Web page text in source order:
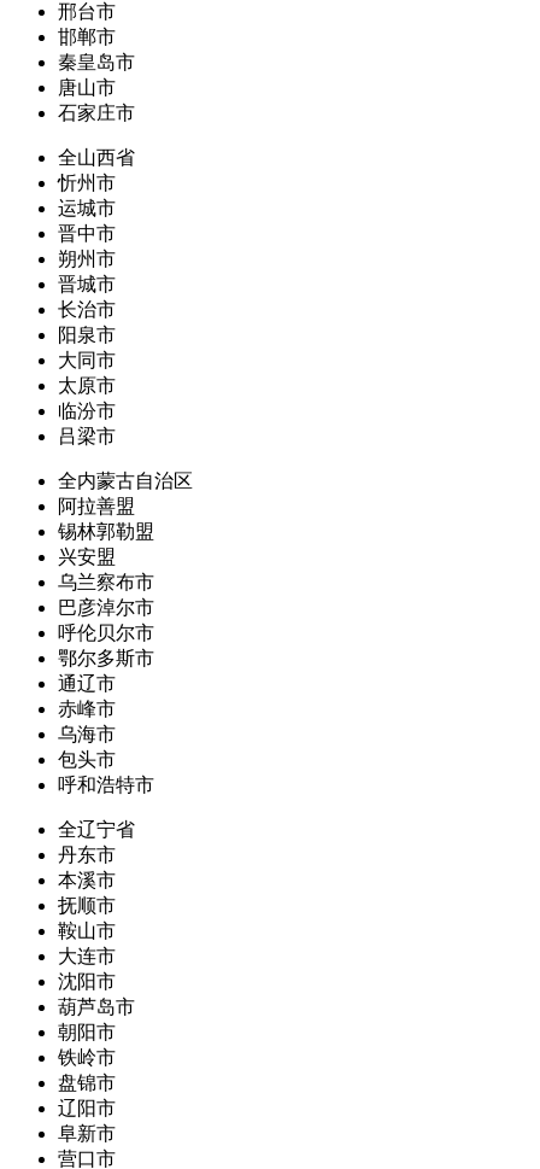
邢台市
邯郸市
秦皇岛市
唐山市
石家庄市
全山西省
忻州市
运城市
晋中市
朔州市
晋城市
长治市
阳泉市
大同市
太原市
临汾市
吕梁市
全内蒙古自治区
阿拉善盟
锡林郭勒盟
兴安盟
乌兰察布市
巴彦淖尔市
呼伦贝尔市
鄂尔多斯市
通辽市
赤峰市
乌海市
包头市
呼和浩特市
全辽宁省
丹东市
本溪市
抚顺市
鞍山市
大连市
沈阳市
葫芦岛市
朝阳市
铁岭市
盘锦市
辽阳市
阜新市
营口市